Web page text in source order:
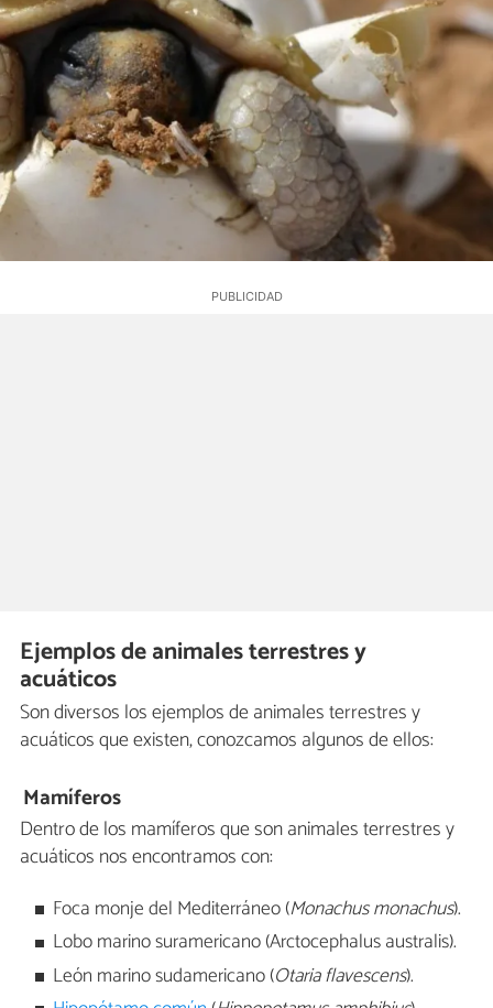
Ejemplos de animales terrestres y
acuáticos
Son diversos los ejemplos de animales terrestres y
acuáticos que existen, conozcamos algunos de ellos:
Mamíferos
Dentro de los mamíferos que son animales terrestres y
acuáticos nos encontramos con:
Foca monje del Mediterráneo (Monachus monachus).
Lobo marino suramericano (Arctocephalus australis).
León marino sudamericano (Otaria flavescens).